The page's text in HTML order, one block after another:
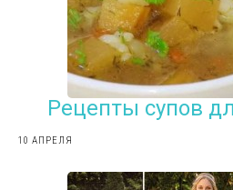
Рецепты супов
10 АПРЕЛЯ